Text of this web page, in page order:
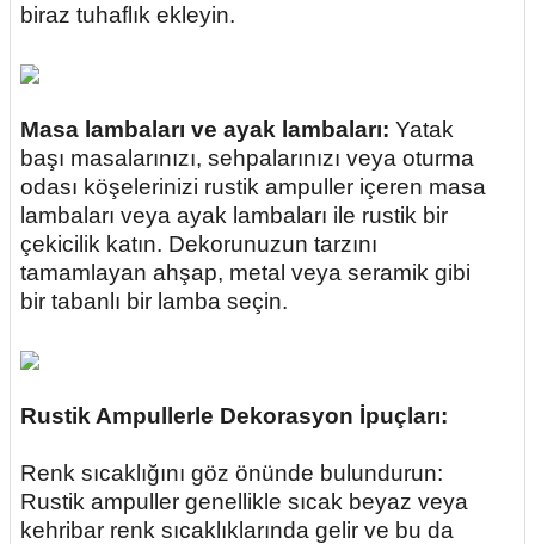
biraz tuhaflık ekleyin.
Masa lambaları ve ayak lambaları: Yatak
başı masalarınızı, sehpalarınızı veya oturma
odası köşelerinizi rustik ampuller içeren masa
lambaları veya ayak lambaları ile rustik bir
çekicilik katın. Dekorunuzun tarzını
tamamlayan ahşap, metal veya seramik gibi
bir tabanlı bir lamba seçin.
Rustik Ampullerle Dekorasyon İpuçları:
Renk sıcaklığını göz önünde bulundurun:
Rustik ampuller genellikle sıcak beyaz veya
kehribar renk sıcaklıklarında gelir ve bu da